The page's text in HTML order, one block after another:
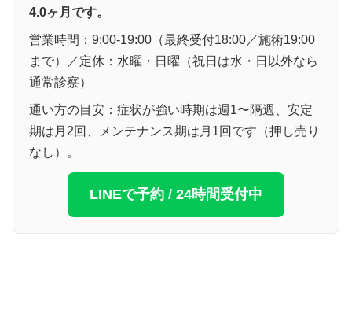
4.0ヶ月です。
営業時間：9:00-19:00（最終受付18:00／施術19:00
まで）／定休：水曜・日曜（祝日は水・日以外なら
通常診察）
通い方の目安：症状が強い時期は週1〜隔週、安定
期は月2回、メンテナンス期は月1回です（押し売り
なし）。
LINEで予約 / 24時間受付中